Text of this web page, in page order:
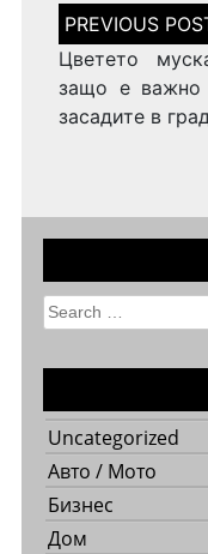
Post
navigation
Цветето
защо е важно
засадите в
Search
for:
Uncategorized
Авто / Мото
Бизнес
Дом